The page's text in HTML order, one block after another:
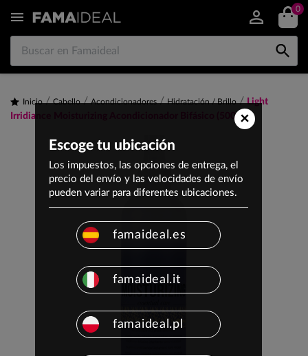
 0

Inicio Cabello Acondicionadores Hidratación / Brillo
Light
Irridiance Moisturizing Acondicionador Bifásico (500ml)
×
Escoge tu ubicación
Los impuestos, las opciones de entrega, el
precio del envío y las velocidades de envío
pueden variar para diferentes ubicaciones.
famaideal.es
famaideal.it
famaideal.pl